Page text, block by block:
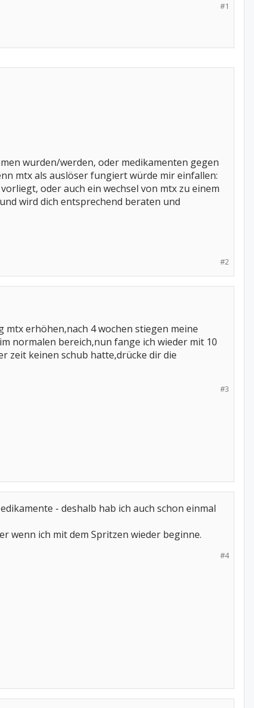
#1
wurden/werden, oder medikamenten gegen
mtx als auslöser fungiert würde mir einfallen:
oder auch ein wechsel von mtx zu einem
wird dich entsprechend beraten und
#2
erhöhen,nach 4 wochen stiegen meine
normalen bereich,nun fange ich wieder mit 10
zeit keinen schub hatte,drücke dir die
#3
- deshalb hab ich auch schon einmal
wenn ich mit dem Spritzen wieder beginne.
#4